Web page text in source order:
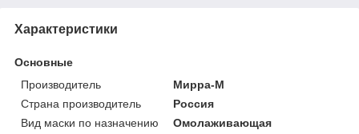
Характеристики
Основные
Производитель
Мирра-М
Страна производитель
Россия
Вид маски по назначению
Омолаживающая